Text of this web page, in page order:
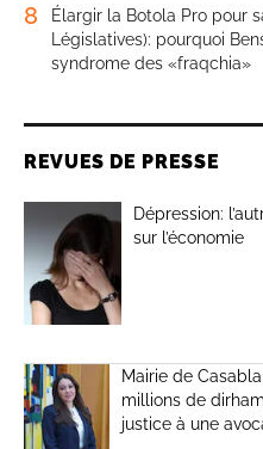
8
Élargir la Botola Pro pour
Législatives): pourquoi
syndrome des «fraqchia»
REVUES DE PRESSE
Dépression:
sur l’économie
Mairie de
millions de
justice à une